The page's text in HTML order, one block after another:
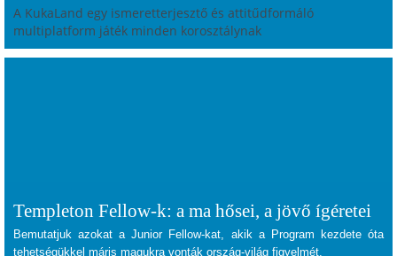
A KukaLand egy ismeretterjesztő és attitűdformáló
multiplatform játék minden korosztálynak
Templeton Fellow-k: a ma hősei, a jövő ígéretei
Bemutatjuk azokat a Junior Fellow-kat, akik a Program kezdete óta
tehetségükkel máris magukra vonták ország-világ figyelmét.